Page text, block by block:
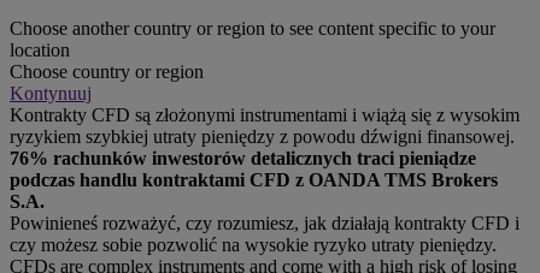
Choose another country or region to see content specific to your
location
Choose country or region
Kontynuuj
Kontrakty CFD są złożonymi instrumentami i wiążą się z wysokim
ryzykiem szybkiej utraty pieniędzy z powodu dźwigni finansowej.
76% rachunków inwestorów detalicznych traci pieniądze
podczas handlu kontraktami CFD z OANDA TMS Brokers
S.A.
Powinieneś rozważyć, czy rozumiesz, jak działają kontrakty CFD i
czy możesz sobie pozwolić na wysokie ryzyko utraty pieniędzy.
CFDs are complex instruments and come with a high risk of losing